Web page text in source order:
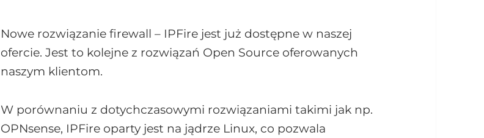
Nowe rozwiązanie firewall – IPFire jest już dostępne w naszej
ofercie. Jest to kolejne z rozwiązań Open Source oferowanych
naszym klientom.
W porównaniu z dotychczasowymi rozwiązaniami takimi jak np.
OPNsense, IPFire oparty jest na jądrze Linux, co pozwala